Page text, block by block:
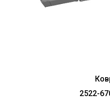
2522-